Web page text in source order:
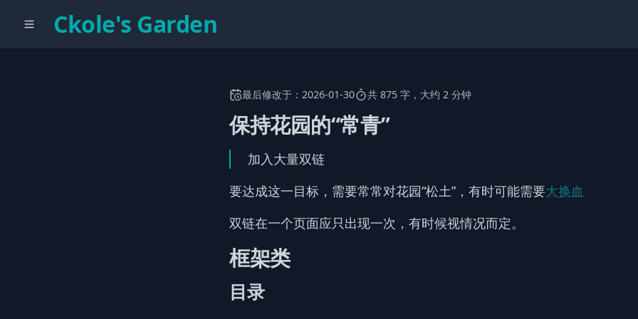
Ckole's Garden
最后修改于： 2026-01-30 共 875 字，大约 2 分钟
保持花园的“常青”
加入大量双链
要达成这一目标，需要常常对花园“松土”，有时可能需要大换血
双链在一个页面应只出现一次，有时候视情况而定。
框架类
目录